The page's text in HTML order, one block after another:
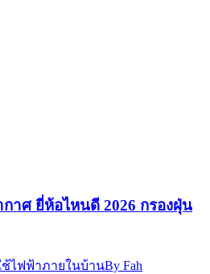
าศ ยี่ห้อไหนดี 2026 กรองฝุ่น
ช้ไฟฟ้าภายในบ้านBy Fah